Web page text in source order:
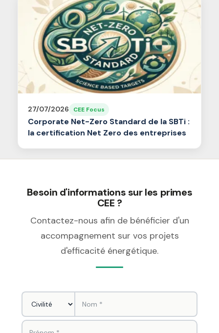
27/07/2026 CEE Focus
Corporate Net-Zero Standard de la SBTi :
la certification Net Zero des entreprises
Besoin d'informations sur les primes
CEE ?
Contactez-nous afin de bénéficier d'un
accompagnement sur vos projets
d'efficacité énergétique.